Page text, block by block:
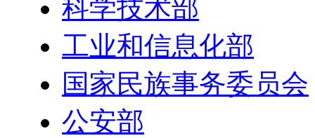
科学技术部
工业和信息化部
国家民族事务委员会
公安部